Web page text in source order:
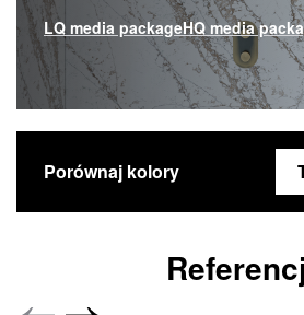
LQ media packageHQ media
Porównaj kolory